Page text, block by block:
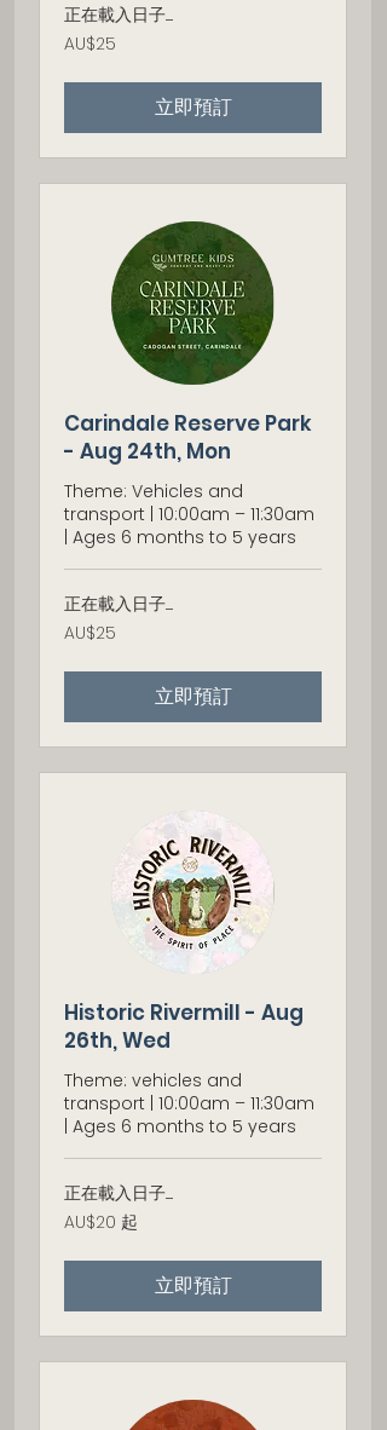
正在載入日子......
25
澳
利
AU$25
立即預訂
Carindale Reserve Park
- Aug 24th, Mon
Theme: Vehicles and
transport | 10:00am – 11:30am
| Ages 6 months to 5 years
正在載入日子......
25
澳
利
AU$25
立即預訂
Historic Rivermill - Aug
26th, Wed
Theme: vehicles and
transport | 10:00am – 11:30am
| Ages 6 months to 5 years
正在載入日子......
20
澳
利
起
AU$20 起
立即預訂